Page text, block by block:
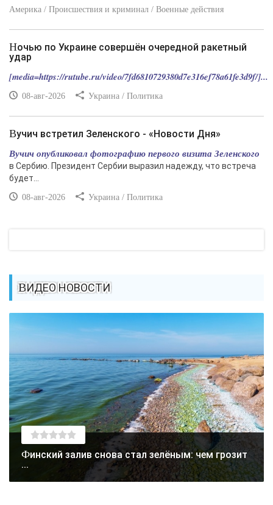
Америка / Происшествия и криминал / Военные действия
Ночью по Украине совершён очередной ракетный
удар
[media=https://rutube.ru/video/7fd6810729380d7e316ef78a61fe3d9f/]...
08-авг-2026 Украина / Политика
Вучич встретил Зеленского - «Новости Дня»
Вучич опубликовал фотографию первого визита Зеленского
в Сербию. Президент Сербии выразил надежду, что встреча
будет...
08-авг-2026 Украина / Политика
ВИДЕО НОВОСТИ
Финский залив снова стал зелёным: чем грозит
...